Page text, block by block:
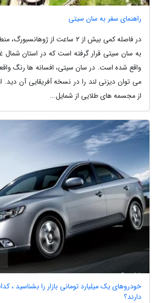
راهنمای سفر به سان سیتی
در فاصله کمی بیش از 2 ساعت از
به سان سیتی قرار گرفته است که در استان شمال
واقع شده است. در سان سیتی، افسانه ها رنگ
می توان دیزنی لند را در نسخه آفریقایی آن دید.
از مجسمه های طلایی از شمایل...
خودروهای یک میلیارد تومانی بازار را بشناسید ،
دارند؟